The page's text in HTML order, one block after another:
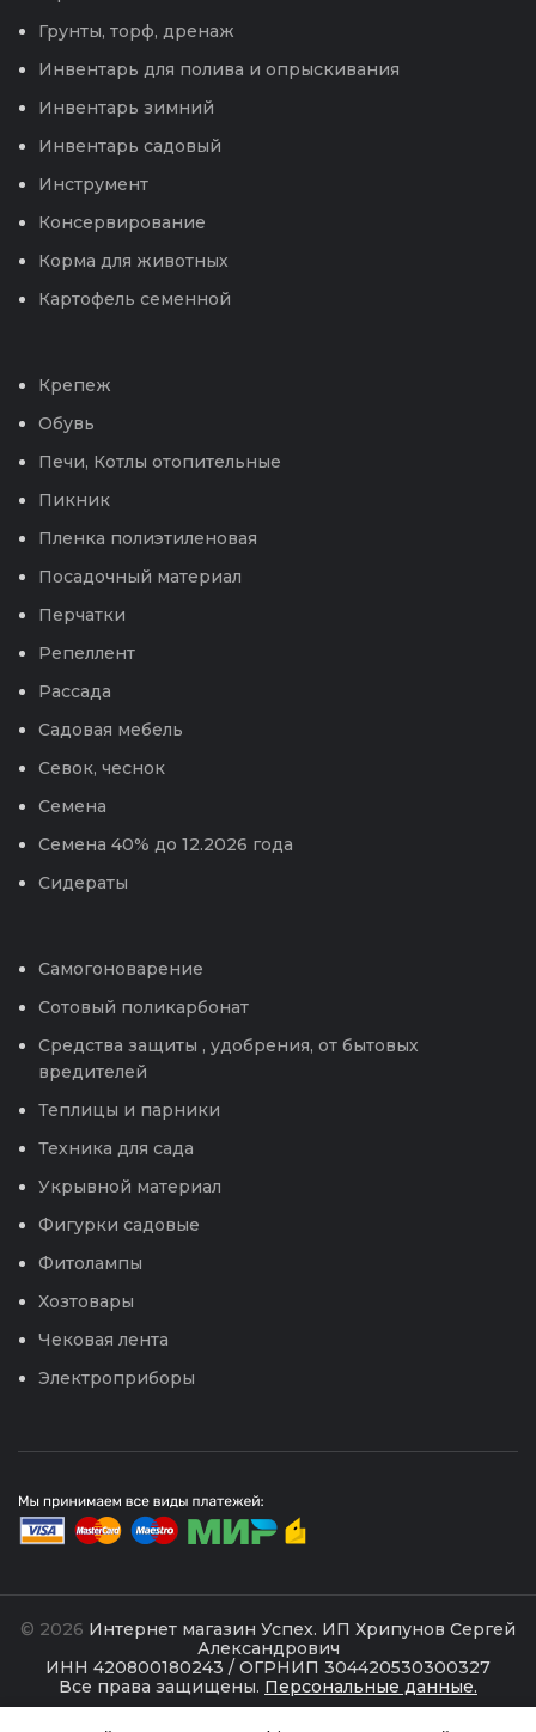
Грунты, торф, дренаж
Инвентарь для полива и опрыскивания
Инвентарь зимний
Инвентарь садовый
Инструмент
Консервирование
Корма для животных
Картофель семенной
Крепеж
Обувь
Печи, Котлы отопительные
Пикник
Пленка полиэтиленовая
Посадочный материал
Перчатки
Репеллент
Рассада
Садовая мебель
Севок, чеснок
Семена
Семена 40% до 12.2026 года
Сидераты
Самогоноварение
Сотовый поликарбонат
Средства защиты , удобрения, от бытовых
вредителей
Теплицы и парники
Техника для сада
Укрывной материал
Фигурки садовые
Фитолампы
Хозтовары
Чековая лента
Электроприборы
© 2026 Интернет магазин Успех. ИП Хрипунов Сергей
Александрович
ИНН 420800180243 / ОГРНИП 304420530300327
Все права защищены. Персональные данные.